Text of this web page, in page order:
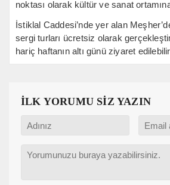
noktası olarak kültür ve sanat
İstiklal Caddesi’nde yer alan
sergi turları ücretsiz olarak
hariç haftanın altı günü ziyaret
İLK YORUMU SİZ YAZIN